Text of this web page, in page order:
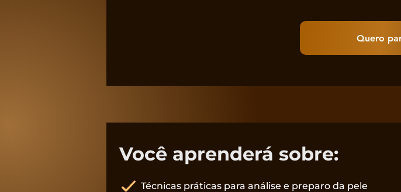
Quero
Você aprenderá sobre:
Técnicas práticas para análise e preparo da pele